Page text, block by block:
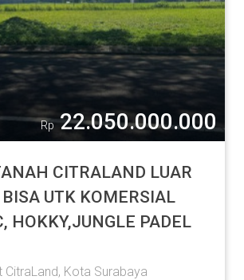
Rp 22.050.000.000
CITRALAND LUAR
UTK KOMERSIAL
HOKKY,JUNGLE PADEL
CitraLand, Kota Surabaya